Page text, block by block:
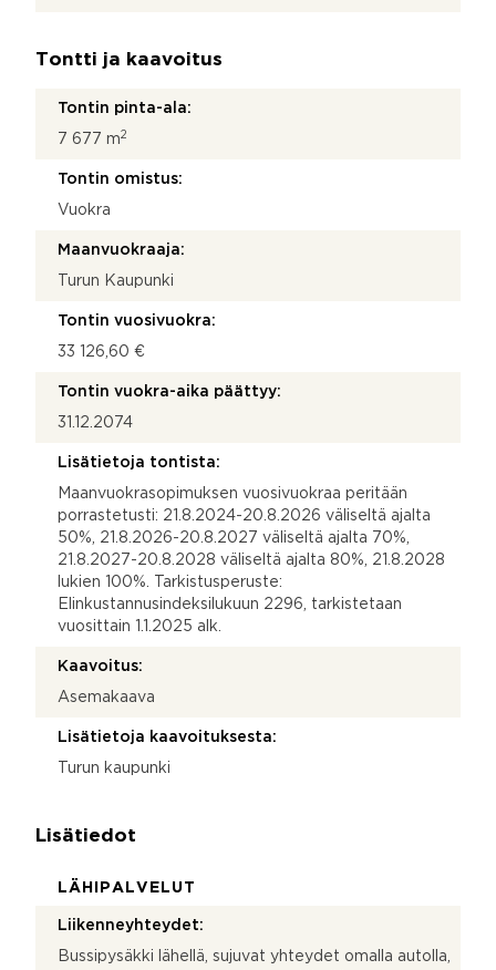
Tontti ja kaavoitus
Tontin pinta-ala:
7 677 m2
Tontin omistus:
Vuokra
Maanvuokraaja:
Turun Kaupunki
Tontin vuosivuokra:
33 126,60 €
Tontin vuokra-aika päättyy:
31.12.2074
Lisätietoja tontista:
Maanvuokrasopimuksen vuosivuokraa peritään
porrastetusti: 21.8.2024-20.8.2026 väliseltä ajalta
50%, 21.8.2026-20.8.2027 väliseltä ajalta 70%,
21.8.2027-20.8.2028 väliseltä ajalta 80%, 21.8.2028
lukien 100%. Tarkistusperuste:
Elinkustannusindeksilukuun 2296, tarkistetaan
vuosittain 1.1.2025 alk.
Kaavoitus:
Asemakaava
Lisätietoja kaavoituksesta:
Turun kaupunki
Lisätiedot
LÄHIPALVELUT
Liikenneyhteydet:
Bussipysäkki lähellä, sujuvat yhteydet omalla autolla,